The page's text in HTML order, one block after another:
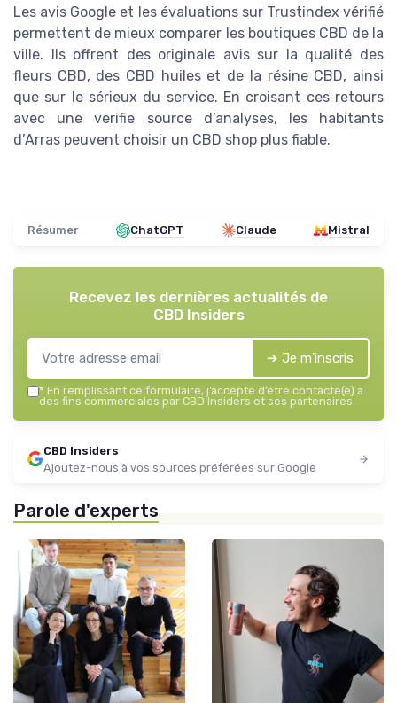
Les avis Google et les évaluations sur Trustindex vérifié
permettent de mieux comparer les boutiques CBD de la
ville. Ils offrent des originale avis sur la qualité des
fleurs CBD, des CBD huiles et de la résine CBD, ainsi
que sur le sérieux du service. En croisant ces retours
avec une verifie source d’analyses, les habitants
d’Arras peuvent choisir un CBD shop plus fiable.
Résumer ChatGPT Claude Mistral
Recevez les dernières actualités de
CBD Insiders
➔ Je m'inscris
* En remplissant ce formulaire, j’accepte d’être contacté(e) à
des fins commerciales par CBD Insiders et ses partenaires.
CBD Insiders
Ajoutez-nous à vos sources préférées sur Google
Parole d'experts